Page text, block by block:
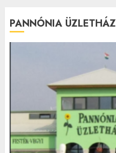
PANNÓNIA ÜZLETHÁZ